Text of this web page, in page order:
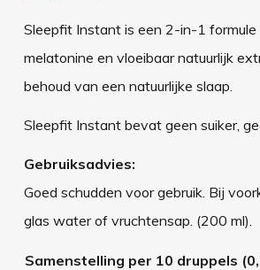
Sleepfit Instant is een 2-in-1
melatonine en vloeibaar natuurlijk
behoud van een natuurlijke slaap.
Sleepfit Instant bevat geen suiker,
Gebruiksadvies:
Goed schudden voor gebruik. Bij
glas water of vruchtensap. (200 ml).
Samenstelling per 10 druppels